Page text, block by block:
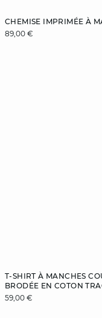
CHEMISE IMPRIMÉE À
89,00 €
T-SHIRT À MANCHES
BRODÉE EN COTON
59,00 €